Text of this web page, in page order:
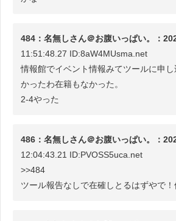
484：名無しさん＠お腹いっぱい。：
11:51:48.27 ID:8aW4MUsma.net
情報館でイベント情報みてツールに申
かったわ在籍もなかった。
2-4やった
486：名無しさん＠お腹いっぱい。：
12:04:43.21 ID:PVOSS5uca.net
>>484
ツール報告なしで在確しとるはずやで！